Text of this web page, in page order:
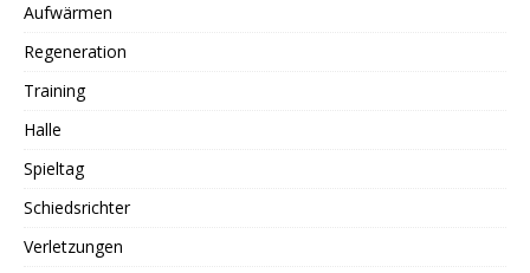
Aufwärmen
Regeneration
Training
Halle
Spieltag
Schiedsrichter
Verletzungen